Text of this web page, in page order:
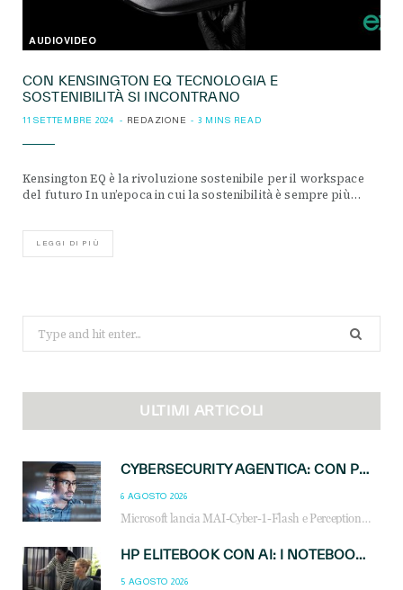
AUDIOVIDEO
CON KENSINGTON EQ TECNOLOGIA E
SOSTENIBILITÀ SI INCONTRANO
11 SETTEMBRE 2024 REDAZIONE 3 MINS READ
Kensington EQ è la rivoluzione sostenibile per il workspace
del futuro In un’epoca in cui la sostenibilità è sempre più…
LEGGI DI PIÙ
for:
ULTIMI ARTICOLI
CYBERSECURITY AGENTICA: CON PERCEPTION E MAI-CYBER-1-FLASH MICROSOFT APRE NUOVI SERVIZI PER IL CANALE
6 AGOSTO 2026
Microsoft lancia MAI-Cyber-1-Flash e Perception: cybersecurity agentica in preview dal 3 novembre. Cosa cambia per MSP, system integrator e reseller.
HP ELITEBOOK CON AI: I NOTEBOOK BUSINESS INTELLIGENTI CHE TRASFORMANO PRODUTTIVITÀ, SICUREZZA E LAVORO IBRIDO
5 AGOSTO 2026